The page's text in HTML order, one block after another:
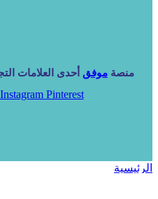
منصة موفق أحدى العلامات
Instagram Pinterest
الرئيسية